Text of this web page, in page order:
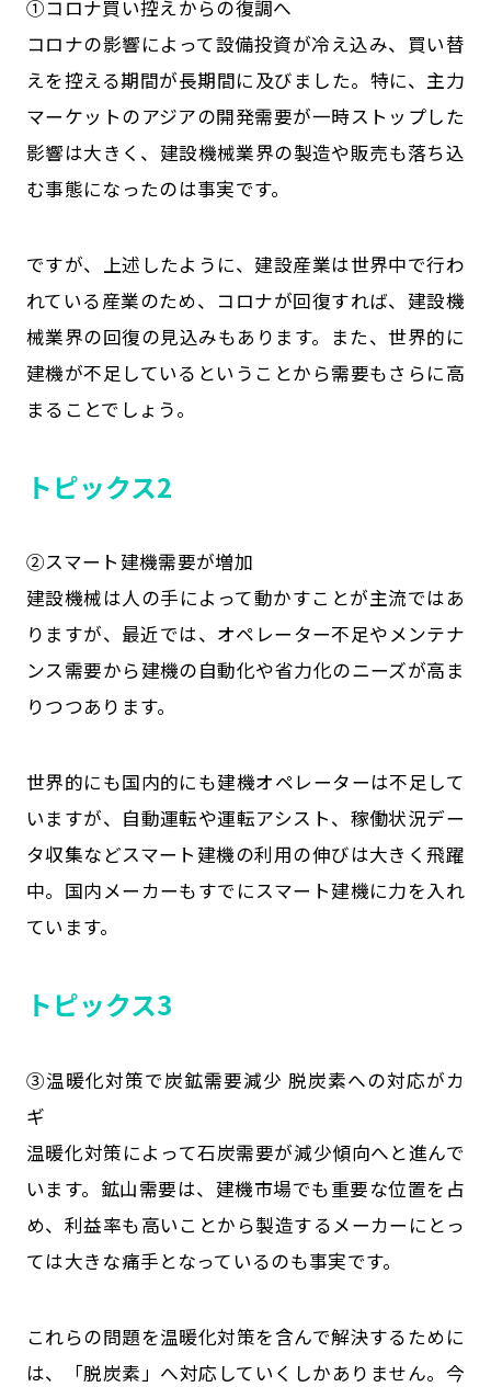
①コロナ買い控えからの復調へ
コロナの影響によって設備投資が冷え込み、買い替
えを控える期間が長期間に及びました。特に、主力
マーケットのアジアの開発需要が一時ストップした
影響は大きく、建設機械業界の製造や販売も落ち込
む事態になったのは事実です。
ですが、上述したように、建設産業は世界中で行わ
れている産業のため、コロナが回復すれば、建設機
械業界の回復の見込みもあります。また、世界的に
建機が不足しているということから需要もさらに高
まることでしょう。
トピックス2
②スマート建機需要が増加
建設機械は人の手によって動かすことが主流ではあ
りますが、最近では、オペレーター不足やメンテナ
ンス需要から建機の自動化や省力化のニーズが高ま
りつつあります。
世界的にも国内的にも建機オペレーターは不足して
いますが、自動運転や運転アシスト、稼働状況デー
タ収集などスマート建機の利用の伸びは大きく飛躍
中。国内メーカーもすでにスマート建機に力を入れ
ています。
トピックス3
③温暖化対策で炭鉱需要減少 脱炭素への対応がカ
ギ
温暖化対策によって石炭需要が減少傾向へと進んで
います。鉱山需要は、建機市場でも重要な位置を占
め、利益率も高いことから製造するメーカーにとっ
ては大きな痛手となっているのも事実です。
これらの問題を温暖化対策を含んで解決するために
は、「脱炭素」へ対応していくしかありません。今